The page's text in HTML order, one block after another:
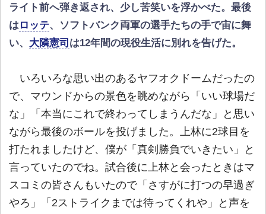
ライト前へ弾き返され、少し苦笑いを浮かべた。最後
はロッテ、ソフトバンク両軍の選手たちの手で宙に舞
い、 大隣憲司 は12年間の現役生活に別れを告げた。
いろいろな思い出のあるヤフオクドームだったの
で、マウンドからの景色を眺めながら「いい球場だ
な」「本当にこれで終わってしまうんだな」と思い
ながら最後のボールを投げました。上林に2球目を
打たれましたけど、僕が「真剣勝負でいきたい」と
言っていたのでね。試合後に上林と会ったときはマ
スコミの皆さんもいたので「さすがに打つの早過ぎ
やろ」「2ストライクまでは待ってくれや」と声を